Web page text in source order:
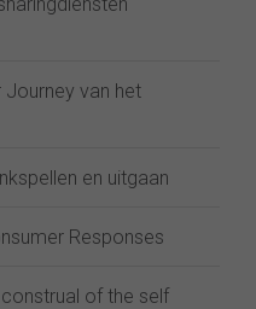
Journey van het
en uitgaan
Responses
of the self